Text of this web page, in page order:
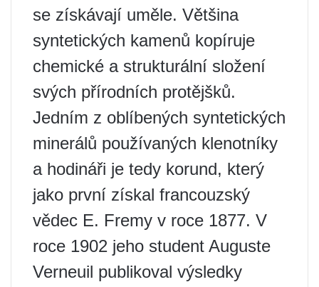
se získávají uměle. Většina
syntetických kamenů kopíruje
chemické a strukturální složení
svých přírodních protějšků.
Jedním z oblíbených syntetických
minerálů používaných klenotníky
a hodináři je tedy korund, který
jako první získal francouzský
vědec E. Fremy v roce 1877. V
roce 1902 jeho student Auguste
Verneuil publikoval výsledky